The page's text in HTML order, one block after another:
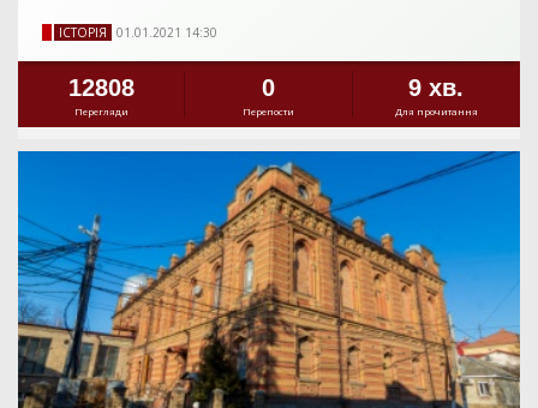
IСТОРIЯ 01.01.2021 14:30
12808
Перегляди
0
Перепости
9 хв.
Для прочитання